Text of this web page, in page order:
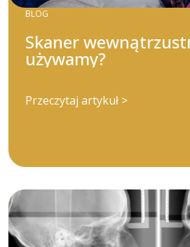
BLOG
Skaner
używamy?
Przeczytaj artykuł >